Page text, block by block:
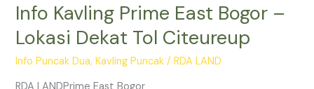
Info Kavling Prime East Bogor –
Lokasi Dekat Tol Citeureup
Info Puncak Dua,Kavling Puncak /RDA LAND